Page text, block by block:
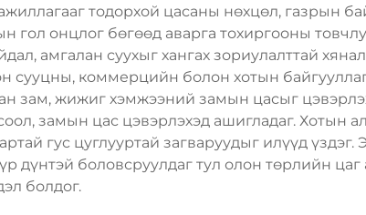
тодорхой цасаны нөхцөл, газрын
гол онцлог бөгөөд аварга тохиргооны
амгалан суухыг хангах зориулалттай
сууцны, коммерцийн болон хотын
зам, жижиг хэмжээний замын цасыг
замын цас цэвэрлэхэд ашигладаг. Хотын
гус цуглууртай загваруудыг илүүд
дүнтэй боловсруулдаг тул олон төрлийн
болдог.